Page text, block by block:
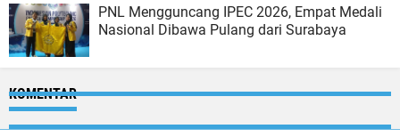
PNL Mengguncang IPEC 2026, Empat Medali
Nasional Dibawa Pulang dari Surabaya
KOMENTAR